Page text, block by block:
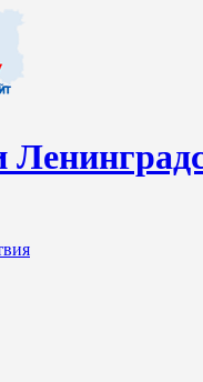
обновляется